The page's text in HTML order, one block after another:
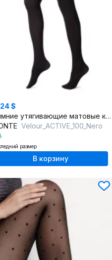
$
Зимние утягивающие матовые колготки из микрофибры
Velour_ACTIVE_100_Nero
размер
В корзину